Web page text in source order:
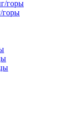
горы
горы